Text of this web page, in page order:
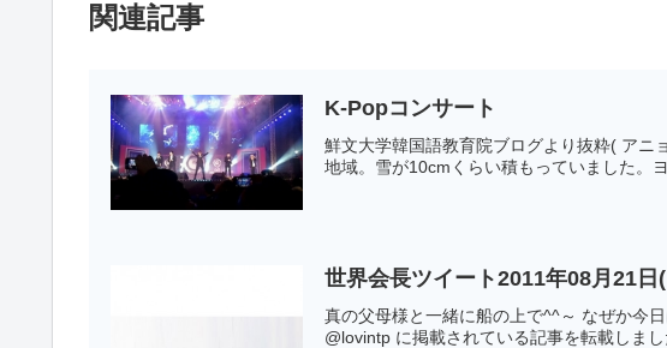
関連記事
K-Popコンサート
鮮文大学韓国語教育院ブログより抜粋( アニ
地域。雪が10cmくらい積もっていました。
世界会長ツイート2011年08月21
真の父母様と一緒に船の上で^^～ なぜか今
@lovintp に掲載されている記事を転載しまし